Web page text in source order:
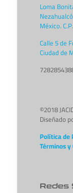
Loma
México.
Calle 5 de
Ciudad de
©2018
Diseñado
Política de
Términos y
Redes